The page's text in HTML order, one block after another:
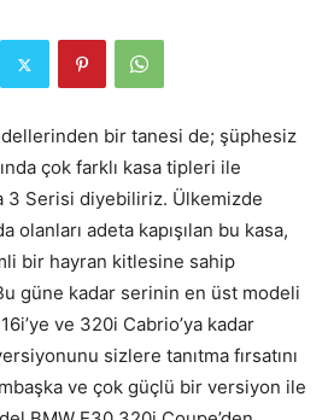
bir tanesi de; şüphesiz
çok farklı kasa tipleri ile
3 Serisi diyebiliriz. Ülkemizde
adeta kapışılan bu kasa,
bir hayran kitlesine sahip
güne kadar serinin en üst modeli
ve 320i Cabrio’ya kadar
sizlere tanıtma fırsatını
ve çok güçlü bir versiyon ile